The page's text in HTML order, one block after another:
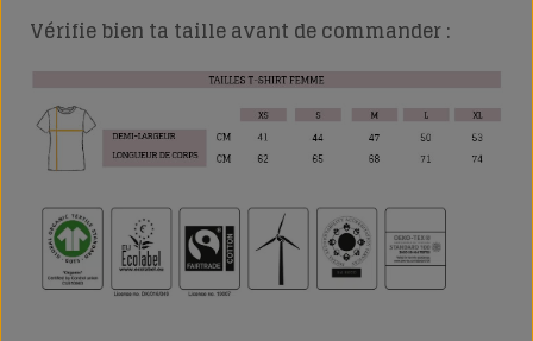
Vérifie bien ta taille avant de commander :